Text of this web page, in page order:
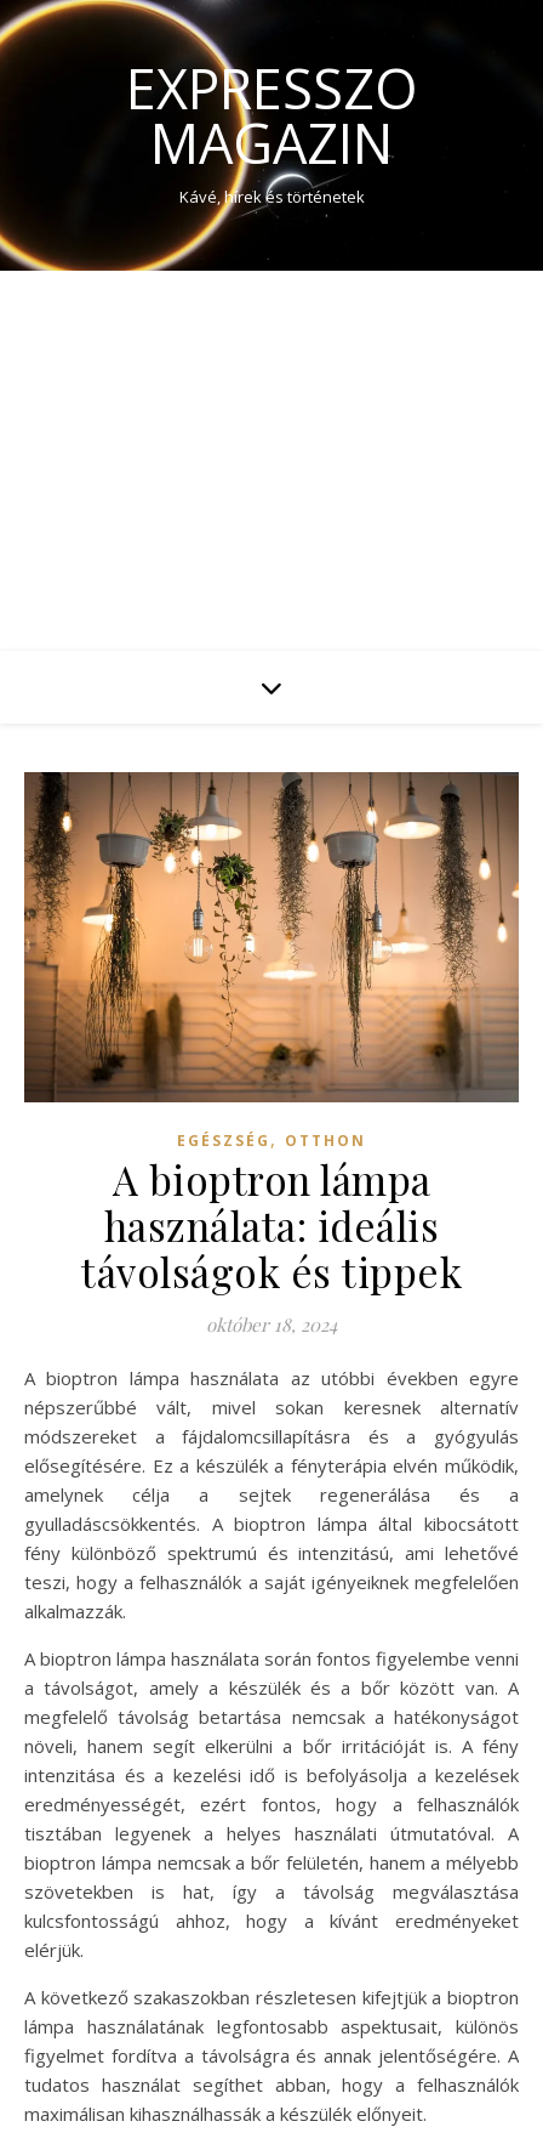
EXPRESSZO
MAGAZIN
Kávé, hírek és történetek
EGÉSZSÉG , OTTHON
A bioptron lámpa
használata: ideális
távolságok és tippek
október 18, 2024
A bioptron lámpa használata az utóbbi években egyre
népszerűbbé vált, mivel sokan keresnek alternatív
módszereket a fájdalomcsillapításra és a gyógyulás
elősegítésére. Ez a készülék a fényterápia elvén működik,
amelynek célja a sejtek regenerálása és a
gyulladáscsökkentés. A bioptron lámpa által kibocsátott
fény különböző spektrumú és intenzitású, ami lehetővé
teszi, hogy a felhasználók a saját igényeiknek megfelelően
alkalmazzák.
A bioptron lámpa használata során fontos figyelembe venni
a távolságot, amely a készülék és a bőr között van. A
megfelelő távolság betartása nemcsak a hatékonyságot
növeli, hanem segít elkerülni a bőr irritációját is. A fény
intenzitása és a kezelési idő is befolyásolja a kezelések
eredményességét, ezért fontos, hogy a felhasználók
tisztában legyenek a helyes használati útmutatóval. A
bioptron lámpa nemcsak a bőr felületén, hanem a mélyebb
szövetekben is hat, így a távolság megválasztása
kulcsfontosságú ahhoz, hogy a kívánt eredményeket
elérjük.
A következő szakaszokban részletesen kifejtjük a bioptron
lámpa használatának legfontosabb aspektusait, különös
figyelmet fordítva a távolságra és annak jelentőségére. A
tudatos használat segíthet abban, hogy a felhasználók
maximálisan kihasználhassák a készülék előnyeit.